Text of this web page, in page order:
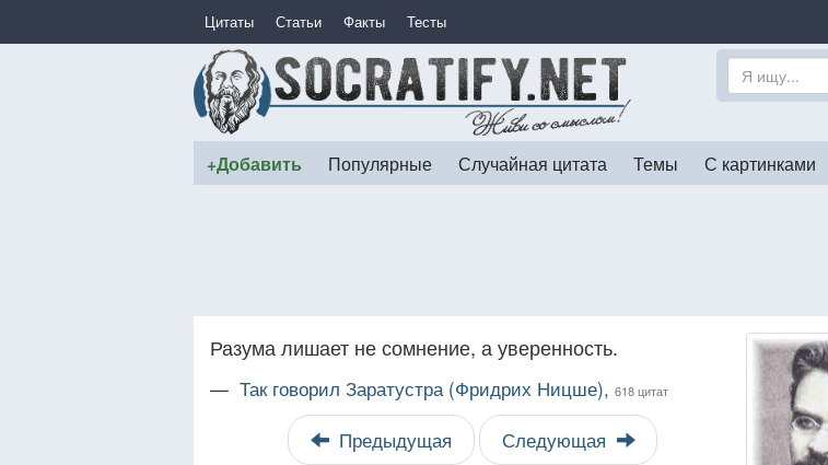
Цитаты Статьи Факты Тесты
+Добавить Популярные Случайная цитата Темы С картинками
Разума лишает не сомнение, а уверенность.
— Так говорил Заратустра (Фридрих Ницше), 618 цитат
Предыдущая Следующая